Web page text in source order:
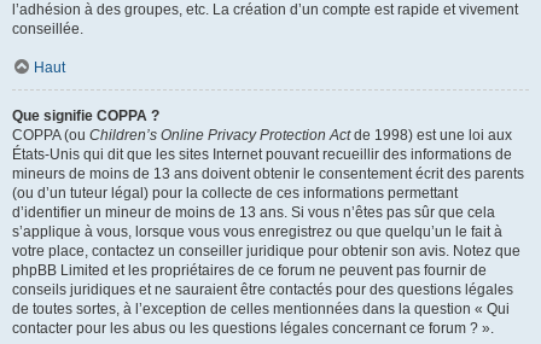
l’adhésion à des groupes, etc. La création d’un compte est rapide et vivement
conseillée.
Haut
Que signifie COPPA ?
COPPA (ou Children’s Online Privacy Protection Actde 1998) est une loi aux
États-Unis qui dit que les sites Internet pouvant recueillir des informations de
mineurs de moins de 13 ans doivent obtenir le consentement écrit des parents
(ou d’un tuteur légal) pour la collecte de ces informations permettant
d’identifier un mineur de moins de 13 ans. Si vous n’êtes pas sûr que cela
s’applique à vous, lorsque vous vous enregistrez ou que quelqu’un le fait à
votre place, contactez un conseiller juridique pour obtenir son avis. Notez que
phpBB Limited et les propriétaires de ce forum ne peuvent pas fournir de
conseils juridiques et ne sauraient être contactés pour des questions légales
de toutes sortes, à l’exception de celles mentionnées dans la question « Qui
contacter pour les abus ou les questions légales concernant ce forum ? ».